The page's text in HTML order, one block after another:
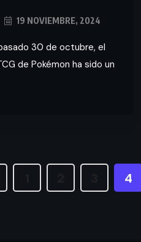
19 NOVIEMBRE, 2024
30 de octubre, el
de Pokémon ha sido un
4